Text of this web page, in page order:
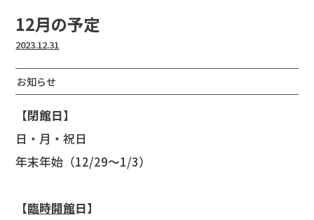
12月の予定
2023.12.31
お知らせ
【閉館日】
日・月・祝日
年末年始（12/29～1/3）
【臨時開館日】